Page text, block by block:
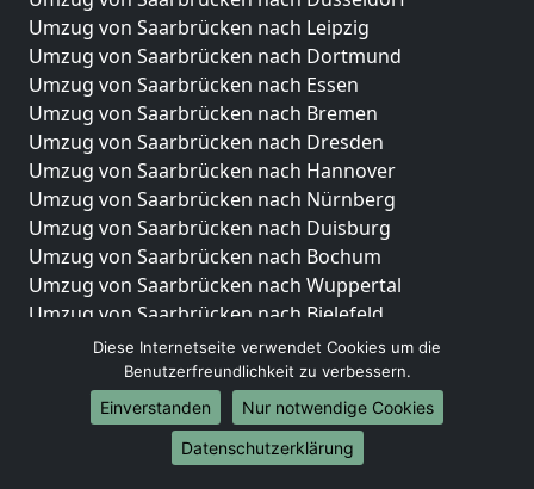
Umzug von Saarbrücken nach Leipzig
Umzug von Saarbrücken nach Dortmund
Umzug von Saarbrücken nach Essen
Umzug von Saarbrücken nach Bremen
Umzug von Saarbrücken nach Dresden
Umzug von Saarbrücken nach Hannover
Umzug von Saarbrücken nach Nürnberg
Umzug von Saarbrücken nach Duisburg
Umzug von Saarbrücken nach Bochum
Umzug von Saarbrücken nach Wuppertal
Umzug von Saarbrücken nach Bielefeld
Umzug von Saarbrücken nach Bonn
Umzug von Saarbrücken nach Münster
Internationale-Umzüge
Umzug von Saarbrücken nach Brasilien
Diese Internetseite verwendet Cookies um die
Benutzerfreundlichkeit zu verbessern.
Einverstanden
Nur notwendige Cookies
Datenschutzerklärung